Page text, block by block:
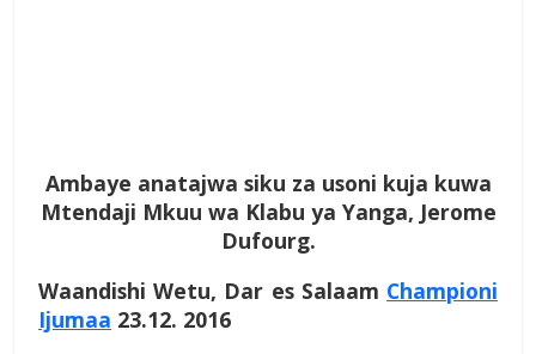
Ambaye anatajwa siku za usoni kuja kuwa
Mtendaji Mkuu wa Klabu ya Yanga, Jerome
Dufourg.
Waandishi Wetu, Dar es Salaam Championi
Ijumaa 23.12. 2016